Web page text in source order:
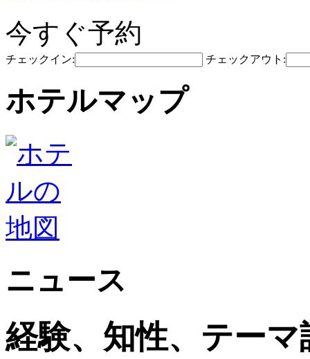
今すぐ予約
チェックイン: チェックアウト:
ホテルマップ
ニュース
経験、知性、テー